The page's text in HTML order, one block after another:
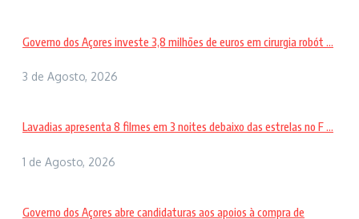
Governo dos Açores investe 3,8 milhões de euros em cirurgia robót ...
3 de Agosto, 2026
Lavadias apresenta 8 filmes em 3 noites debaixo das estrelas no F ...
1 de Agosto, 2026
Governo dos Açores abre candidaturas aos apoios à compra de